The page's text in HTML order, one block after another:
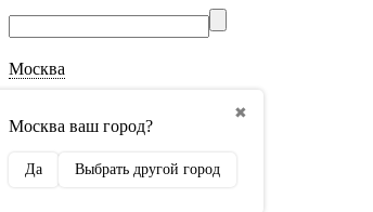
Москва
✖
Москва ваш город?
Да Выбрать другой город
Наши реквизиты
Оптовикам
Сотрудничество